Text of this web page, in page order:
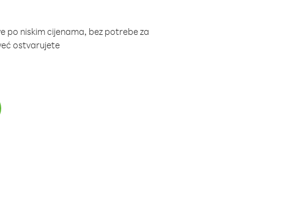
po niskim cijenama, bez potrebe za
ostvarujete